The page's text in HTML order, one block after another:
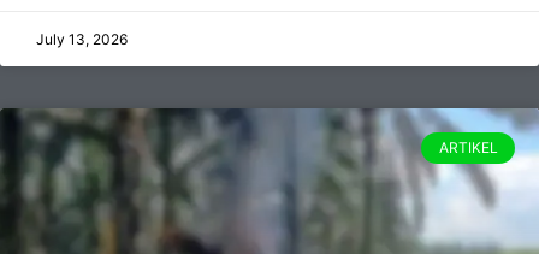
July 13, 2026
ARTIKEL